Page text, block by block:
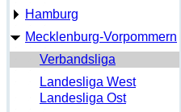
Hamburg
Mecklenburg-Vorpommern
Verbandsliga
Landesliga West
Landesliga Ost